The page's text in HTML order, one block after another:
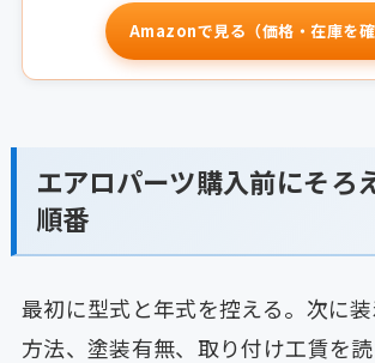
Amazonで見る（価格・在庫を確
エアロパーツ購入前にそろ
順番
最初に型式と年式を控える。次に
方法、塗装有無、取り付け工賃を読